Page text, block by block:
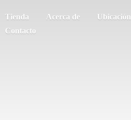
Tienda Acerca de
Ubicación
Contacto